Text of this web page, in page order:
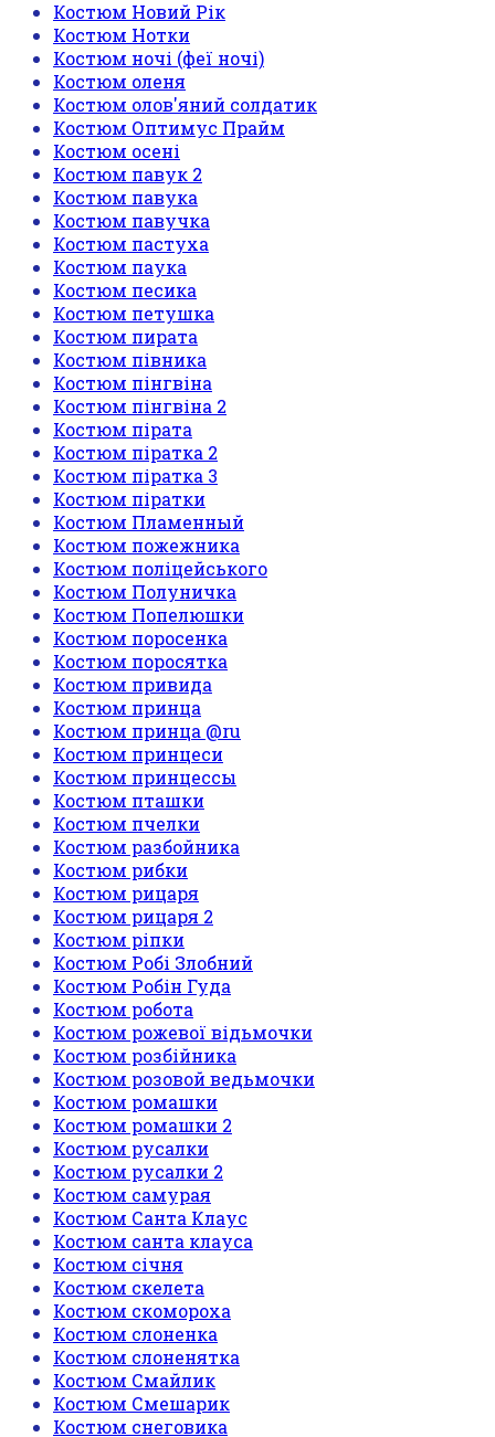
Костюм Новий Рік
Костюм Нотки
Костюм ночі (феї ночі)
Костюм оленя
Костюм олов'яний солдатик
Костюм Оптимус Прайм
Костюм осені
Костюм павук 2
Костюм павука
Костюм павучка
Костюм пастуха
Костюм паука
Костюм песика
Костюм петушка
Костюм пирата
Костюм півника
Костюм пінгвіна
Костюм пінгвіна 2
Костюм пірата
Костюм піратка 2
Костюм піратка 3
Костюм піратки
Костюм Пламенный
Костюм пожежника
Костюм поліцейського
Костюм Полуничка
Костюм Попелюшки
Костюм поросенка
Костюм поросятка
Костюм привида
Костюм принца
Костюм принца @ru
Костюм принцеси
Костюм принцессы
Костюм пташки
Костюм пчелки
Костюм разбойника
Костюм рибки
Костюм рицаря
Костюм рицаря 2
Костюм ріпки
Костюм Робі Злобний
Костюм Робін Гуда
Костюм робота
Костюм рожевої відьмочки
Костюм розбійника
Костюм розовой ведьмочки
Костюм ромашки
Костюм ромашки 2
Костюм русалки
Костюм русалки 2
Костюм самурая
Костюм Санта Клаус
Костюм санта клауса
Костюм січня
Костюм скелета
Костюм скомороха
Костюм слоненка
Костюм слоненятка
Костюм Смайлик
Костюм Смешарик
Костюм снеговика